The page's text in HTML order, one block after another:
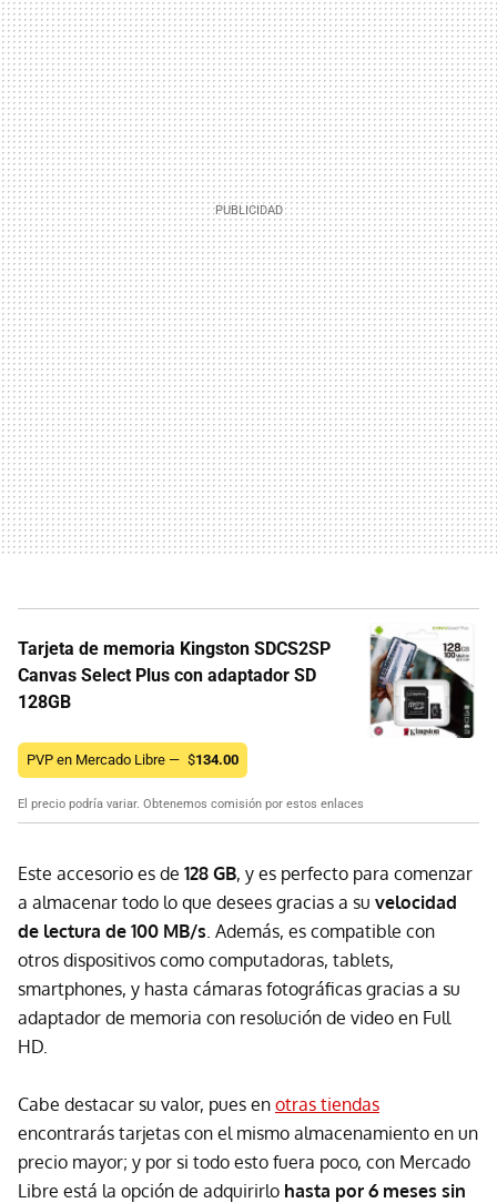
Tarjeta de memoria Kingston SDCS2SP
Canvas Select Plus con adaptador SD
128GB
PVP en Mercado Libre — $134.00
El precio podría variar. Obtenemos comisión por estos enlaces
Este accesorio es de 128 GB, y es perfecto para comenzar
a almacenar todo lo que desees gracias a su velocidad
de lectura de 100 MB/s. Además, es compatible con
otros dispositivos como computadoras, tablets,
smartphones, y hasta cámaras fotográficas gracias a su
adaptador de memoria con resolución de video en Full
HD.
Cabe destacar su valor, pues en otras tiendas
encontrarás tarjetas con el mismo almacenamiento en un
precio mayor; y por si todo esto fuera poco, con Mercado
Libre está la opción de adquirirlo hasta por 6 meses sin